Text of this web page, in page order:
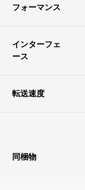
フォーマンス
インターフェ
ース
転送速度
同梱物